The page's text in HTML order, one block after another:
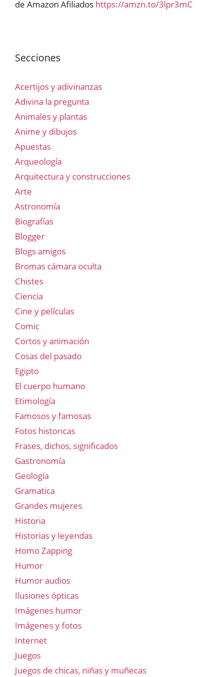
de Amazon Afiliados https://amzn.to/3lpr3mC
Secciones
Acertijos y adivinanzas
Adivina la pregunta
Animales y plantas
Anime y dibujos
Apuestas
Arqueología
Arquitectura y construcciones
Arte
Astronomía
Biografías
Blogger
Blogs amigos
Bromas cámara oculta
Chistes
Ciencia
Cine y películas
Comic
Cortos y animación
Cosas del pasado
Egipto
El cuerpo humano
Etimología
Famosos y famosas
Fotos historicas
Frases, dichos, significados
Gastronomía
Geología
Gramatica
Grandes mujeres
Historia
Historias y leyendas
Homo Zapping
Humor
Humor audios
Ilusiones ópticas
Imágenes humor
Imágenes y fotos
Internet
Juegos
Juegos de chicas, niñas y muñecas